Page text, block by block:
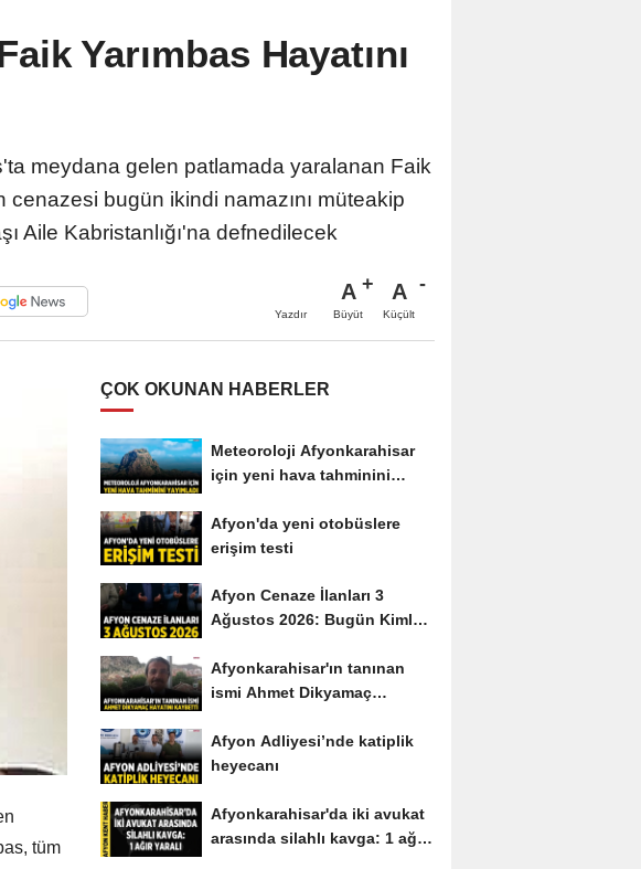
Yarımbas Hayatını
meydana gelen patlamada yaralanan Faik
bugün ikindi namazını müteakip
Aile Kabristanlığı'na defnedilecek
Yazdır
A
Büyüt
A
Küçült
tüm
ÇOK OKUNAN HABERLER
Meteoroloji Afyonkarahisar
için yeni hava tahminini
Afyon'da yeni otobüslere
erişim testi
Afyon Cenaze İlanları 3
Ağustos 2026: Bugün Kimler
Afyonkarahisar'ın tanınan
ismi Ahmet Dikyamaç
Afyon Adliyesi’nde katiplik
heyecanı
Afyonkarahisar'da iki avukat
arasında silahlı kavga: 1 ağır